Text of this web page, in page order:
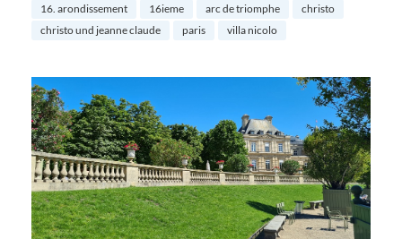
16. arondissement 16ieme arc de triomphe
christo
christo und jeanne claude
paris villa nicolo